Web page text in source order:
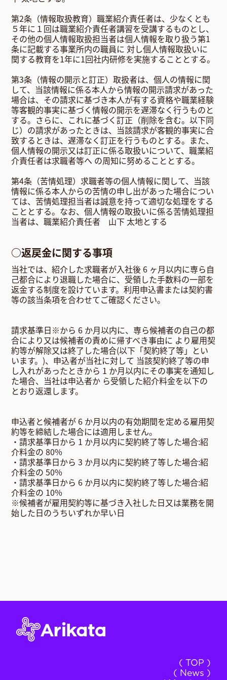
第2条（情報取扱教育）職業紹介責任者は、少なくとも
５年に１回は職業紹介責任者講習を受講するものとし、
その他の個人情報取扱担当者は個人情報を取り扱う第1
条に記載する事業所内の職員に 対し個人情報取扱いに
関する教育を1年に1回社内研修を実施することとする。
第3条（情報の開示と訂正）取扱者は、個人の情報に関
して、当該情報に係る本人から情報の開示請求があった
場合は、その請求に基づき本人が有する資格や職業経験
等客観的事実に基づく情報の開示を遅滞なく行うものと
する。さらに、これに基づく訂正（削除を含む。以下同
じ）の請求があったときは、当該請求が客観的事実に合
致するときは、遅滞なく訂正を行うものとする。また、
個人情報の開示又は訂正に係る取扱いについて、職業紹
介責任者は求職者等へ の周知に努めることとする。
第4条（苦情処理）求職者等の個人情報に関して、当該
情報に係る本人からの苦情の申し出があった場合につい
ては、苦情処理担当者は誠意を持って適切な処理をする
こととする。なお、個人情報の取扱いに係る苦情処理担
当者は、職業紹介責任者 山下 太地とする
○返戻金に関する事項
当社では、紹介した求職者が入社後 6 ヶ月以内に専ら自
己都合により退職した場合に、受領した手数料の一部を
返金する制度を設けています。利用申込書または契約書
等の該当条項を合わせてご確認ください。
請求基準日※から 6 か月以内に、専ら候補者の自己の都
合により又は候補者の責めに帰すべき事由に より雇用契
約等が解除又は終了した場合(以下「契約終了等」とい
います。)、申込者が当社に対して 当該契約終了等の申
し入れがあったときから 1 か月以内にその事実を通知し
た場合、当社は申込者か ら受領した紹介料金を以下の
とおり返還します。
申込者と候補者が 6 か月以内の有効期間を定める雇用契
約等を締結した場合には適用しません。
・請求基準日から 1 か月以内に契約終了等した場合:紹
介料金の 80%
・請求基準日から 3 か月以内に契約終了等した場合:紹
介料金の 50%
・請求基準日から 6 か月以内に契約終了等した場合:紹
介料金の 10%
※候補者が雇用契約等に基づき入社した日又は業務を開
始した日のうちいずれか早い日
( TOP )
( News )